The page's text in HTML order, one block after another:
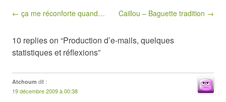
Post navigation
← ça me réconforte quand… Caillou – Baguette tradition →
10 replies on “Production d’e-mails, quelques
statistiques et réflexions”
Atchoum dit :
19 décembre 2009 à 00:38